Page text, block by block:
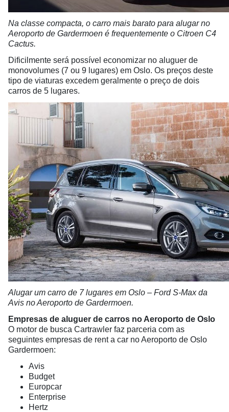
Na classe compacta, o carro mais barato para alugar no
Aeroporto de Gardermoen é frequentemente o Citroen C4
Cactus.
Dificilmente será possível economizar no aluguer de
monovolumes (7 ou 9 lugares) em Oslo. Os preços deste
tipo de viaturas excedem geralmente o preço de dois
carros de 5 lugares.
Alugar um carro de 7 lugares em Oslo – Ford S-Max da
Avis no Aeroporto de Gardermoen.
Empresas de aluguer de carros no Aeroporto de Oslo
O motor de busca Cartrawler faz parceria com as
seguintes empresas de rent a car no Aeroporto de Oslo
Gardermoen:
Avis
Budget
Europcar
Enterprise
Hertz